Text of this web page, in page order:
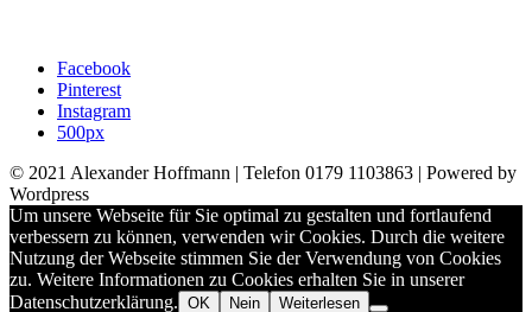
Facebook
Pinterest
Instagram
500px
© 2021 Alexander Hoffmann | Telefon 0179 1103863 | Powered by
Wordpress
Um unsere Webseite für Sie optimal zu gestalten und fortlaufend
verbessern zu können, verwenden wir Cookies. Durch die weitere
Nutzung der Webseite stimmen Sie der Verwendung von Cookies
zu. Weitere Informationen zu Cookies erhalten Sie in unserer
Datenschutzerklärung. OK Nein Weiterlesen